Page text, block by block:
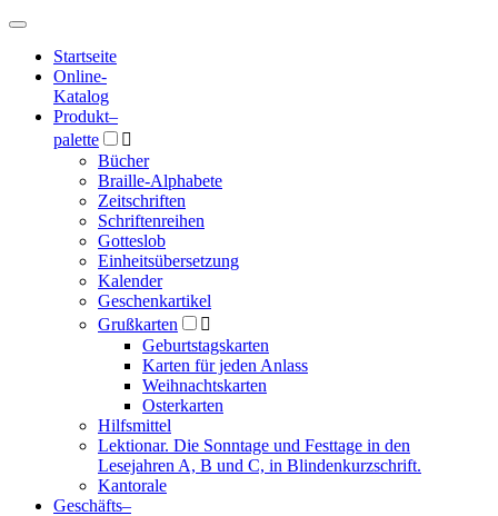
Hauptmenü
Hauptmenü
Startseite
Online-
Katalog
Produkt–
palette

Bücher
Braille-Alphabete
Zeitschriften
Schriftenreihen
Gotteslob
Einheitsübersetzung
Kalender
Geschenkartikel
Grußkarten

Geburtstagskarten
Karten für jeden Anlass
Weihnachtskarten
Osterkarten
Hilfsmittel
Lektionar. Die Sonntage und Festtage in den
Lesejahren A, B und C, in Blindenkurzschrift.
Kantorale
Geschäfts­–